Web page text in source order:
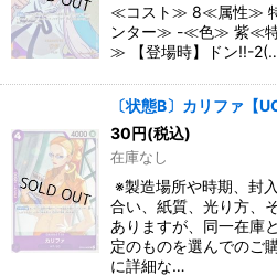
≪コスト≫ 8≪属性≫
ンター≫ -≪色≫ 紫≪
≫ 【登場時】ドン!!-
〔状態B〕カリファ
30円(税込)
在庫なし
※製造場所や時期、封
合い、紙質、光り方、
ありますが、同一在庫
定のものを選んでのご
に詳細な…